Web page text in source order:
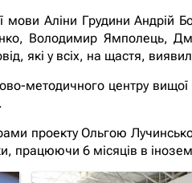
мови Аліни Грудини
Володимир Ямполець,
які у всіх, на щастя,
методичного центру
проекту Ольгою
працюючи 6 місяців в